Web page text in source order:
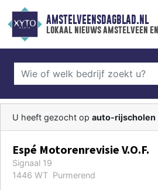
AMSTELVEENSDAGBLAD.NL
lokaal nieuws amstelveen
U heeft gezocht op auto-rijscholen
Espé Motorenrevisie V.O.F.
Signaal 19
1446 WT Purmerend